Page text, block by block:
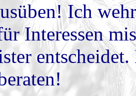
Ich
Interessen